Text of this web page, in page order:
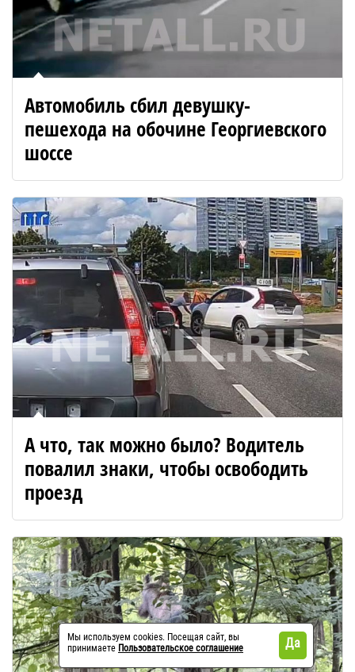
Автомобиль сбил девушку-
пешехода на обочине Георгиевского
шоссе
А что, так можно было? Водитель
повалил знаки, чтобы освободить
проезд
Мы используем cookies. Посещая сайт, вы
принимаете Пользовательское соглашение Да